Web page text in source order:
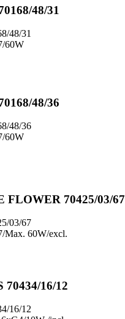
48/31
48/31
60W
48/36
48/36
60W
FLOWER 70425/03/67
03/67
Max. 60W/excl.
16/12
16/12